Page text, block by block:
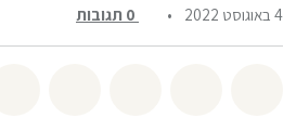
4 באוגוסט 2022
•
0 תגובות